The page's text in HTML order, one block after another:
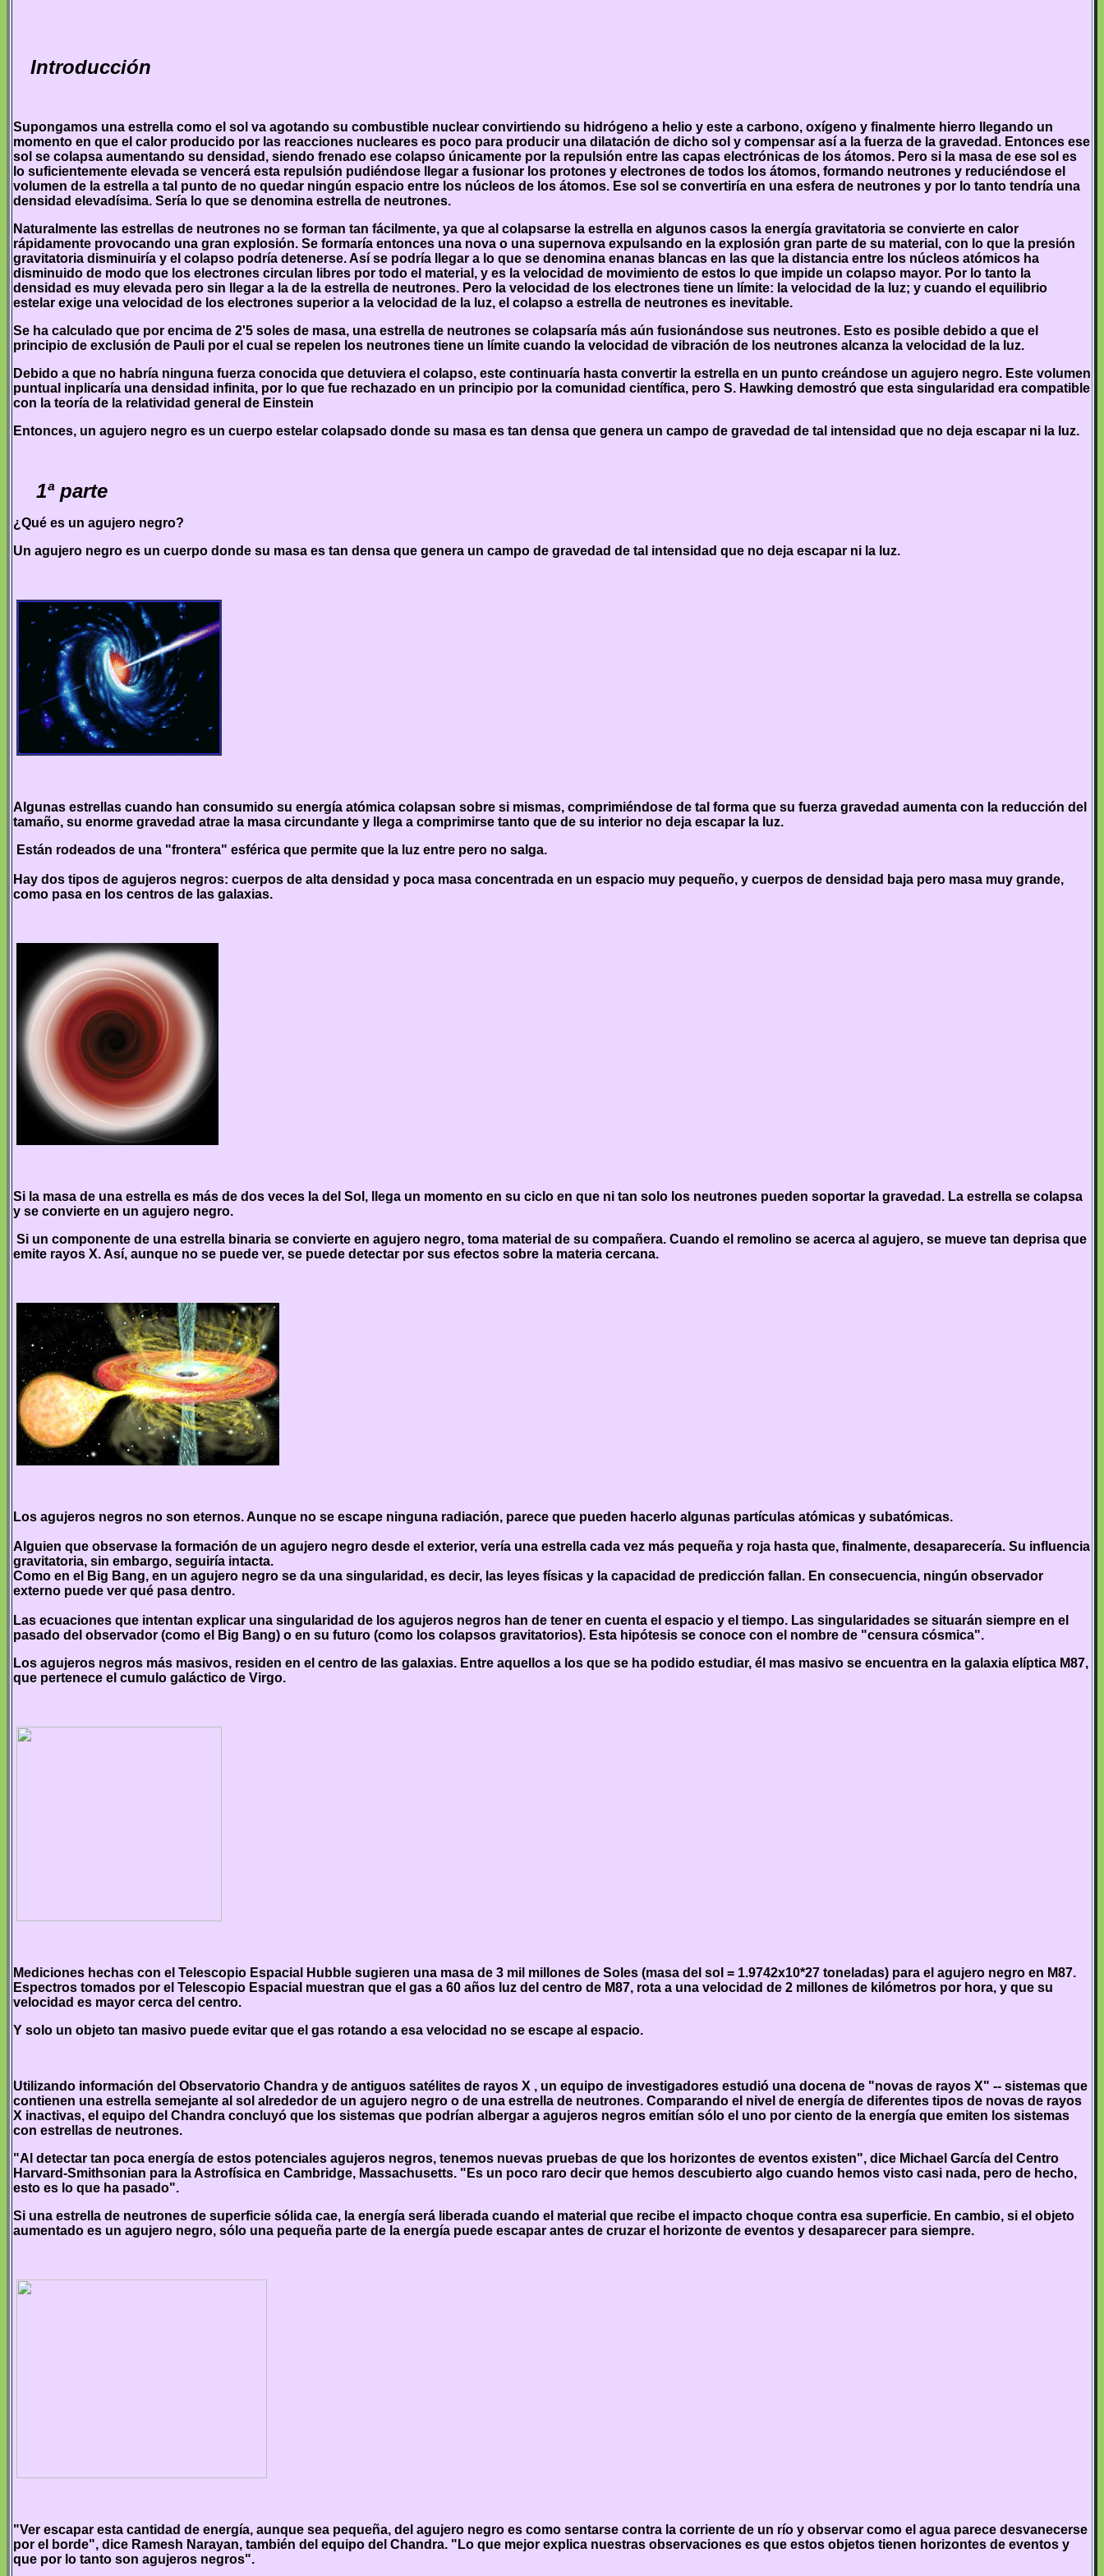
Introducción
Supongamos una estrella como el sol va agotando su combustible nuclear convirtiendo su hidrógeno a helio y este a carbono, oxígeno y finalmente hierro llegando un
momento en que el calor producido por las reacciones nucleares es poco para producir una dilatación de dicho sol y compensar así a la fuerza de la gravedad. Entonces ese
sol se colapsa aumentando su densidad, siendo frenado ese colapso únicamente por la repulsión entre las capas electrónicas de los átomos. Pero si la masa de ese sol es
lo suficientemente elevada se vencerá esta repulsión pudiéndose llegar a fusionar los protones y electrones de todos los átomos, formando neutrones y reduciéndose el
volumen de la estrella a tal punto de no quedar ningún espacio entre los núcleos de los átomos. Ese sol se convertiría en una esfera de neutrones y por lo tanto tendría una
densidad elevadísima. Sería lo que se denomina estrella de neutrones.
Naturalmente las estrellas de neutrones no se forman tan fácilmente, ya que al colapsarse la estrella en algunos casos la energía gravitatoria se convierte en calor
rápidamente provocando una gran explosión. Se formaría entonces una nova o una supernova expulsando en la explosión gran parte de su material, con lo que la presión
gravitatoria disminuiría y el colapso podría detenerse. Así se podría llegar a lo que se denomina enanas blancas en las que la distancia entre los núcleos atómicos ha
disminuido de modo que los electrones circulan libres por todo el material, y es la velocidad de movimiento de estos lo que impide un colapso mayor. Por lo tanto la
densidad es muy elevada pero sin llegar a la de la estrella de neutrones. Pero la velocidad de los electrones tiene un límite: la velocidad de la luz; y cuando el equilibrio
estelar exige una velocidad de los electrones superior a la velocidad de la luz, el colapso a estrella de neutrones es inevitable.
Se ha calculado que por encima de 2'5 soles de masa, una estrella de neutrones se colapsaría más aún fusionándose sus neutrones. Esto es posible debido a que el
principio de exclusión de Pauli por el cual se repelen los neutrones tiene un límite cuando la velocidad de vibración de los neutrones alcanza la velocidad de la luz.
Debido a que no habría ninguna fuerza conocida que detuviera el colapso, este continuaría hasta convertir la estrella en un punto creándose un agujero negro. Este volumen
puntual inplicaría una densidad infinita, por lo que fue rechazado en un principio por la comunidad científica, pero S. Hawking demostró que esta singularidad era compatible
con la teoría de la relatividad general de Einstein
Entonces, un agujero negro es un cuerpo estelar colapsado donde su masa es tan densa que genera un campo de gravedad de tal intensidad que no deja escapar ni la luz.
1ª parte
¿Qué es un agujero negro?
Un agujero negro es un cuerpo donde su masa es tan densa que genera un campo de gravedad de tal intensidad que no deja escapar ni la luz.
Algunas estrellas cuando han consumido su energía atómica colapsan sobre si mismas, comprimiéndose de tal forma que su fuerza gravedad aumenta con la reducción del
tamaño, su enorme gravedad atrae la masa circundante y llega a comprimirse tanto que de su interior no deja escapar la luz.
Están rodeados de una "frontera" esférica que permite que la luz entre pero no salga.
Hay dos tipos de agujeros negros: cuerpos de alta densidad y poca masa concentrada en un espacio muy pequeño, y cuerpos de densidad baja pero masa muy grande,
como pasa en los centros de las galaxias.
Si la masa de una estrella es más de dos veces la del Sol, llega un momento en su ciclo en que ni tan solo los neutrones pueden soportar la gravedad. La estrella se colapsa
y se convierte en un agujero negro.
Si un componente de una estrella binaria se convierte en agujero negro, toma material de su compañera. Cuando el remolino se acerca al agujero, se mueve tan deprisa que
emite rayos X. Así, aunque no se puede ver, se puede detectar por sus efectos sobre la materia cercana.
Los agujeros negros no son eternos. Aunque no se escape ninguna radiación, parece que pueden hacerlo algunas partículas atómicas y subatómicas.
Alguien que observase la formación de un agujero negro desde el exterior, vería una estrella cada vez más pequeña y roja hasta que, finalmente, desaparecería. Su influencia
gravitatoria, sin embargo, seguiría intacta.
Como en el Big Bang, en un agujero negro se da una singularidad, es decir, las leyes físicas y la capacidad de predicción fallan. En consecuencia, ningún observador
externo puede ver qué pasa dentro.
Las ecuaciones que intentan explicar una singularidad de los agujeros negros han de tener en cuenta el espacio y el tiempo. Las singularidades se situarán siempre en el
pasado del observador (como el Big Bang) o en su futuro (como los colapsos gravitatorios). Esta hipótesis se conoce con el nombre de "censura cósmica".
Los agujeros negros más masivos, residen en el centro de las galaxias. Entre aquellos a los que se ha podido estudiar, él mas masivo se encuentra en la galaxia elíptica M87,
que pertenece el cumulo galáctico de Virgo.
Mediciones hechas con el Telescopio Espacial Hubble sugieren una masa de 3 mil millones de Soles (masa del sol = 1.9742x10*27 toneladas) para el agujero negro en M87.
Espectros tomados por el Telescopio Espacial muestran que el gas a 60 años luz del centro de M87, rota a una velocidad de 2 millones de kilómetros por hora, y que su
velocidad es mayor cerca del centro.
Y solo un objeto tan masivo puede evitar que el gas rotando a esa velocidad no se escape al espacio.
Utilizando información del Observatorio Chandra y de antiguos satélites de rayos X , un equipo de investigadores estudió una docena de "novas de rayos X" -- sistemas que
contienen una estrella semejante al sol alrededor de un agujero negro o de una estrella de neutrones. Comparando el nivel de energía de diferentes tipos de novas de rayos
X inactivas, el equipo del Chandra concluyó que los sistemas que podrían albergar a agujeros negros emitían sólo el uno por ciento de la energía que emiten los sistemas
con estrellas de neutrones.
"Al detectar tan poca energía de estos potenciales agujeros negros, tenemos nuevas pruebas de que los horizontes de eventos existen", dice Michael García del Centro
Harvard-Smithsonian para la Astrofísica en Cambridge, Massachusetts. "Es un poco raro decir que hemos descubierto algo cuando hemos visto casi nada, pero de hecho,
esto es lo que ha pasado".
Si una estrella de neutrones de superficie sólida cae, la energía será liberada cuando el material que recibe el impacto choque contra esa superficie. En cambio, si el objeto
aumentado es un agujero negro, sólo una pequeña parte de la energía puede escapar antes de cruzar el horizonte de eventos y desaparecer para siempre.
"Ver escapar esta cantidad de energía, aunque sea pequeña, del agujero negro es como sentarse contra la corriente de un río y observar como el agua parece desvanecerse
por el borde", dice Ramesh Narayan, también del equipo del Chandra. "Lo que mejor explica nuestras observaciones es que estos objetos tienen horizontes de eventos y
que por lo tanto son agujeros negros".